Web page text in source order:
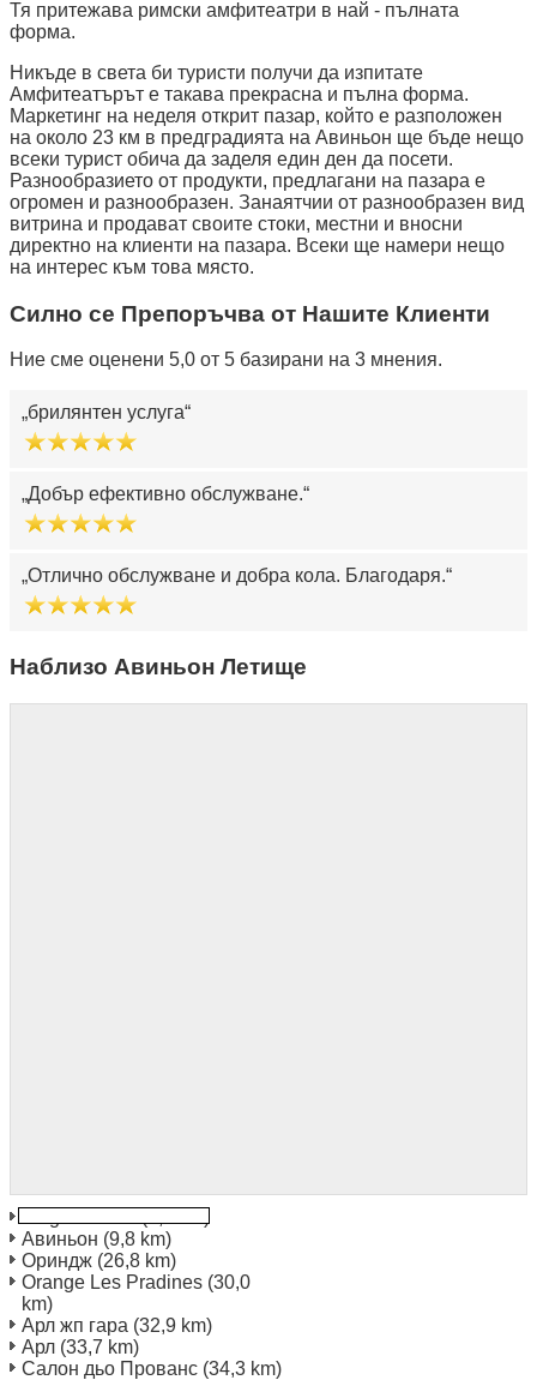
Тя притежава римски амфитеатри в най - пълната
форма.
Никъде в света би туристи получи да изпитате
Амфитеатърът е такава прекрасна и пълна форма.
Маркетинг на неделя открит пазар, който е разположен
на около 23 км в предградията на Авиньон ще бъде нещо
всеки турист обича да заделя един ден да посети.
Разнообразието от продукти, предлагани на пазара е
огромен и разнообразен. Занаятчии от разнообразен вид
витрина и продават своите стоки, местни и вносни
директно на клиенти на пазара. Всеки ще намери нещо
на интерес към това място.
Силно се Препоръчва от Нашите Клиенти
Ние сме оценени 5,0 от 5 базирани на 3 мнения.
брилянтен услуга
Добър ефективно обслужване.
Отлично обслужване и добра кола. Благодаря.
Наблизо Авиньон Летище
Авиньон (9,8 km)
Ориндж (26,8 km)
Orange Les Pradines (30,0
km)
Арл жп гара (32,9 km)
Арл (33,7 km)
Салон дьо Прованс (34,3 km)